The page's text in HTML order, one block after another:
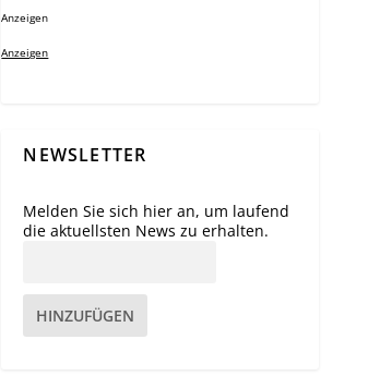
Anzeigen
Anzeigen
NEWSLETTER
Melden Sie sich hier an, um laufend
die aktuellsten News zu erhalten.
HINZUFÜGEN